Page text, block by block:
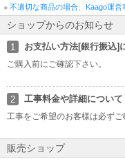
※商品の詳細はメーカーページ
【ご注文前にご確認ください。
・発送後のキャンセルはお受け
・お客様都合による「返品 交
・仕様変更などにより、内容
・モニター環境により、実際
ます。ご注意ください。
※記載は商品仕様の一部です。
また、いかなる理由であって
します。
※ 不適切な商品の場合、Kaago運
ショップからのお知らせ
1 お支払い方法[銀行振込]
ご購入前にご確認下さい。
2 工事料金や詳細について
工事をご希望のお客様は必ずご
販売ショップ